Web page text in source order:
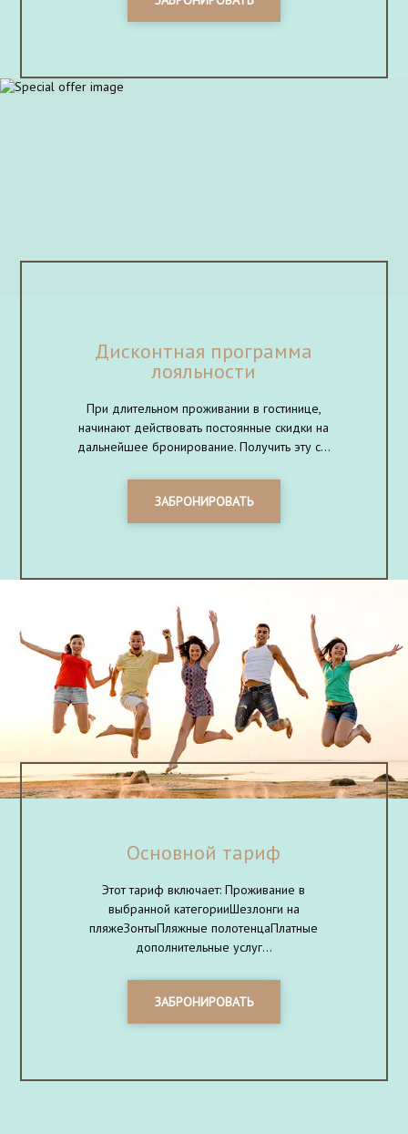
Дисконтная программа
лояльности
При длительном проживании в гостинице,
начинают действовать постоянные скидки на
дальнейшее бронирование. Получить эту с...
ЗАБРОНИРОВАТЬ
Основной тариф
Этот тариф включает: Проживание в
выбранной категорииШезлонги на
пляжеЗонтыПляжные полотенцаПлатные
дополнительные услуг...
ЗАБРОНИРОВАТЬ